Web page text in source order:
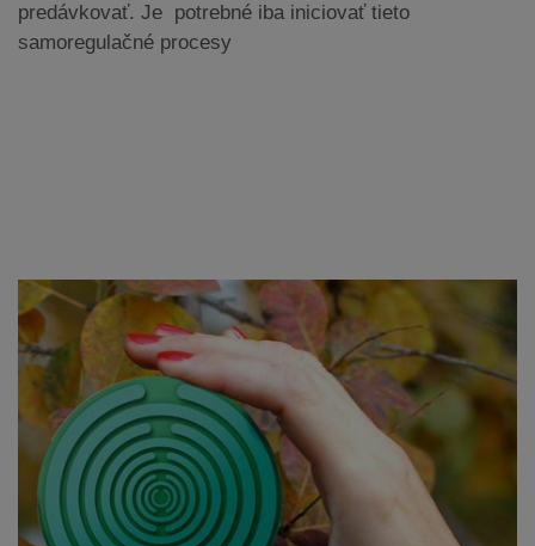
predávkovať. Je potrebné iba iniciovať tieto
samoregulačné procesy